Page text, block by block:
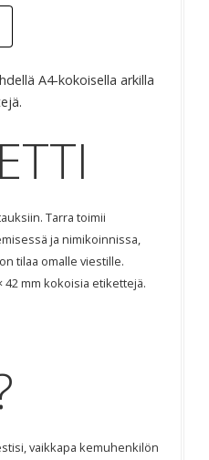
A4-kokoisella arkilla
Tarra toimii
ja nimikoinnissa,
tilaa omalle viestille.
42 mm kokoisia etikettejä.
vaikkapa kemuhenkilön